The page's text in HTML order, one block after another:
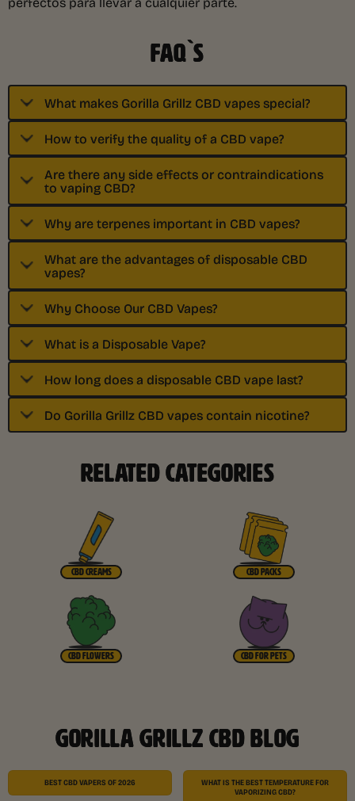
FAQ`S
What makes Gorilla Grillz CBD vapes special?
How to verify the quality of a CBD vape?
Are there any side effects or contraindications
to vaping CBD?
Why are terpenes important in CBD vapes?
What are the advantages of disposable CBD
vapes?
Why Choose Our CBD Vapes?
What is a Disposable Vape?
How long does a disposable CBD vape last?
Do Gorilla Grillz CBD vapes contain nicotine?
RELATED CATEGORIES
CBD CREAMS CBD PACKS
CBD FLOWERS CBD FOR PETS
GORILLA GRILLZ CBD BLOG
BEST CBD VAPERS OF 2026
WHAT IS THE BEST TEMPERATURE FOR
VAPORIZING CBD?